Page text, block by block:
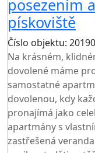
posezením
pískoviště
Číslo objektu:
Na krásném,
dovolené máme
samostatné
dovolenou, kdy
pronajímá jako
apartmány s
zastřešená